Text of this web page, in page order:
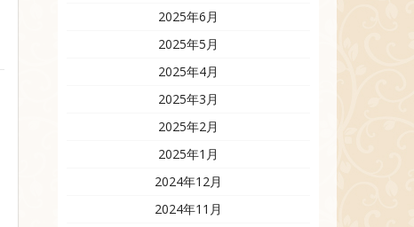
2025年6月
2025年5月
2025年4月
2025年3月
2025年2月
2025年1月
2024年12月
2024年11月